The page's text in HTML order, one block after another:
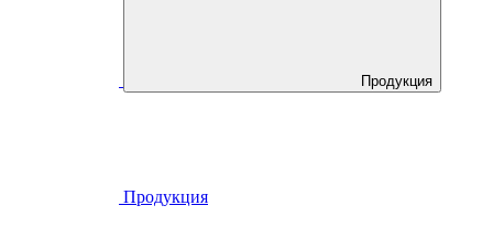
Продукция
Продукция